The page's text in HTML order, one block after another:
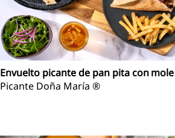
Envuelto picante de pan pita con mole
Picante Doña María ®